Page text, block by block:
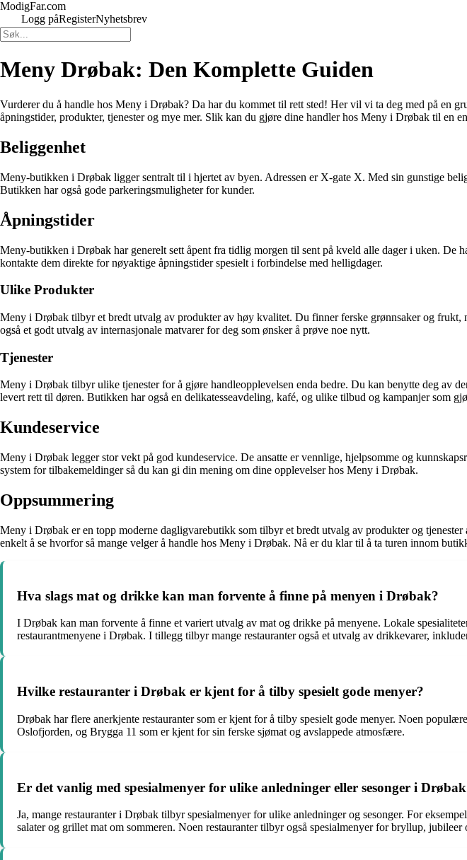
ModigFar.com
Logg påRegisterNyhetsbrev
Meny Drøbak: Den Komplette Guiden
Vurderer du å handle hos Meny i Drøbak? Da har du kommet til rett sted! Her vil vi ta deg med på en
åpningstider, produkter, tjenester og mye mer. Slik kan du gjøre dine handler hos Meny i Drøbak til en
Beliggenhet
Meny-butikken i Drøbak ligger sentralt til i hjertet av byen. Adressen er X-gate X. Med sin gunstige
Butikken har også gode parkeringsmuligheter for kunder.
Åpningstider
Meny-butikken i Drøbak har generelt sett åpent fra tidlig morgen til sent på kveld alle dager i uken. De
kontakte dem direkte for nøyaktige åpningstider spesielt i forbindelse med helligdager.
Ulike Produkter
Meny i Drøbak tilbyr et bredt utvalg av produkter av høy kvalitet. Du finner ferske grønnsaker og
også et godt utvalg av internasjonale matvarer for deg som ønsker å prøve noe nytt.
Tjenester
Meny i Drøbak tilbyr ulike tjenester for å gjøre handleopplevelsen enda bedre. Du kan benytte deg av
levert rett til døren. Butikken har også en delikatesseavdeling, kafé, og ulike tilbud og kampanjer som
Kundeservice
Meny i Drøbak legger stor vekt på god kundeservice. De ansatte er vennlige, hjelpsomme og
system for tilbakemeldinger så du kan gi din mening om dine opplevelser hos Meny i Drøbak.
Oppsummering
Meny i Drøbak er en topp moderne dagligvarebutikk som tilbyr et bredt utvalg av produkter og
enkelt å se hvorfor så mange velger å handle hos Meny i Drøbak. Nå er du klar til å ta turen innom
Hva slags mat og drikke kan man forvente å finne på menyen i Drøbak?
I Drøbak kan man forvente å finne et variert utvalg av mat og drikke på menyene. Lokale
restaurantmenyene i Drøbak. I tillegg tilbyr mange restauranter også et utvalg av drikkevarer,
Hvilke restauranter i Drøbak er kjent for å tilby spesielt gode menyer?
Drøbak har flere anerkjente restauranter som er kjent for å tilby spesielt gode menyer. Noen
Oslofjorden, og Brygga 11 som er kjent for sin ferske sjømat og avslappede atmosfære.
Er det vanlig med spesialmenyer for ulike anledninger eller sesonger i
Ja, mange restauranter i Drøbak tilbyr spesialmenyer for ulike anledninger og sesonger. For
salater og grillet mat om sommeren. Noen restauranter tilbyr også spesialmenyer for bryllup, jubileer